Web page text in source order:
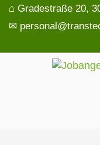
⌂ Gradestraße 20,
✉